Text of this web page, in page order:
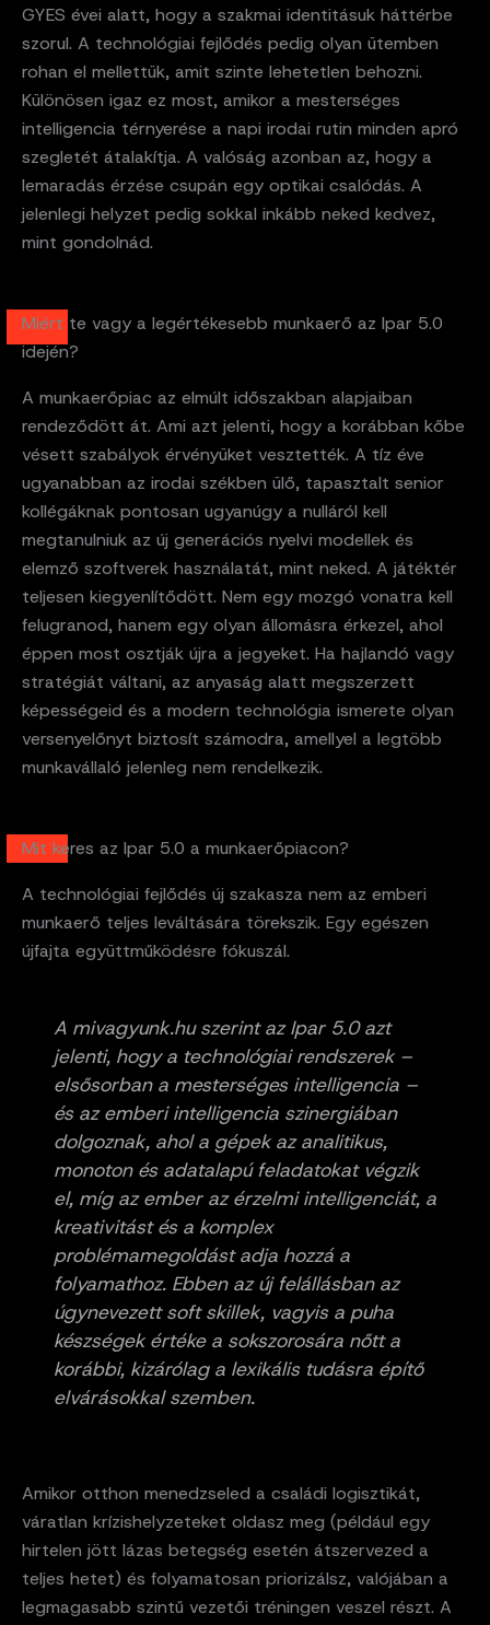
GYES évei alatt, hogy a szakmai identitásuk háttérbe
szorul. A technológiai fejlődés pedig olyan ütemben
rohan el mellettük, amit szinte lehetetlen behozni.
Különösen igaz ez most, amikor a mesterséges
intelligencia térnyerése a napi irodai rutin minden apró
szegletét átalakítja. A valóság azonban az, hogy a
lemaradás érzése csupán egy optikai csalódás. A
jelenlegi helyzet pedig sokkal inkább neked kedvez,
mint gondolnád.
Miért te vagy a legértékesebb munkaerő az Ipar 5.0
idején?
A munkaerőpiac az elmúlt időszakban alapjaiban
rendeződött át. Ami azt jelenti, hogy a korábban kőbe
vésett szabályok érvényüket vesztették. A tíz éve
ugyanabban az irodai székben ülő, tapasztalt senior
kollégáknak pontosan ugyanúgy a nulláról kell
megtanulniuk az új generációs nyelvi modellek és
elemző szoftverek használatát, mint neked. A játéktér
teljesen kiegyenlítődött. Nem egy mozgó vonatra kell
felugranod, hanem egy olyan állomásra érkezel, ahol
éppen most osztják újra a jegyeket. Ha hajlandó vagy
stratégiát váltani, az anyaság alatt megszerzett
képességeid és a modern technológia ismerete olyan
versenyelőnyt biztosít számodra, amellyel a legtöbb
munkavállaló jelenleg nem rendelkezik.
Mit keres az Ipar 5.0 a munkaerőpiacon?
A technológiai fejlődés új szakasza nem az emberi
munkaerő teljes leváltására törekszik. Egy egészen
újfajta együttműködésre fókuszál.
A mivagyunk.hu szerint az Ipar 5.0 azt
jelenti, hogy a technológiai rendszerek –
elsősorban a mesterséges intelligencia –
és az emberi intelligencia szinergiában
dolgoznak, ahol a gépek az analitikus,
monoton és adatalapú feladatokat végzik
el, míg az ember az érzelmi intelligenciát, a
kreativitást és a komplex
problémamegoldást adja hozzá a
folyamathoz. Ebben az új felállásban az
úgynevezett soft skillek, vagyis a puha
készségek értéke a sokszorosára nőtt a
korábbi, kizárólag a lexikális tudásra építő
elvárásokkal szemben.
Amikor otthon menedzseled a családi logisztikát,
váratlan krízishelyzeteket oldasz meg (például egy
hirtelen jött lázas betegség esetén átszervezed a
teljes hetet) és folyamatosan priorizálsz, valójában a
legmagasabb szintű vezetői tréningen veszel részt. A